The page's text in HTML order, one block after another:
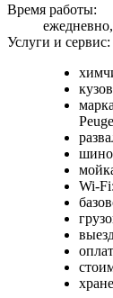
Время работы:
Услуги и сервис:
Wi-